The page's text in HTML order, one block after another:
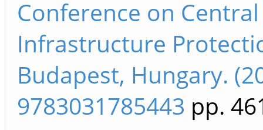
Conference on
Infrastructure
Budapest, Hungary.
9783031785443 pp.